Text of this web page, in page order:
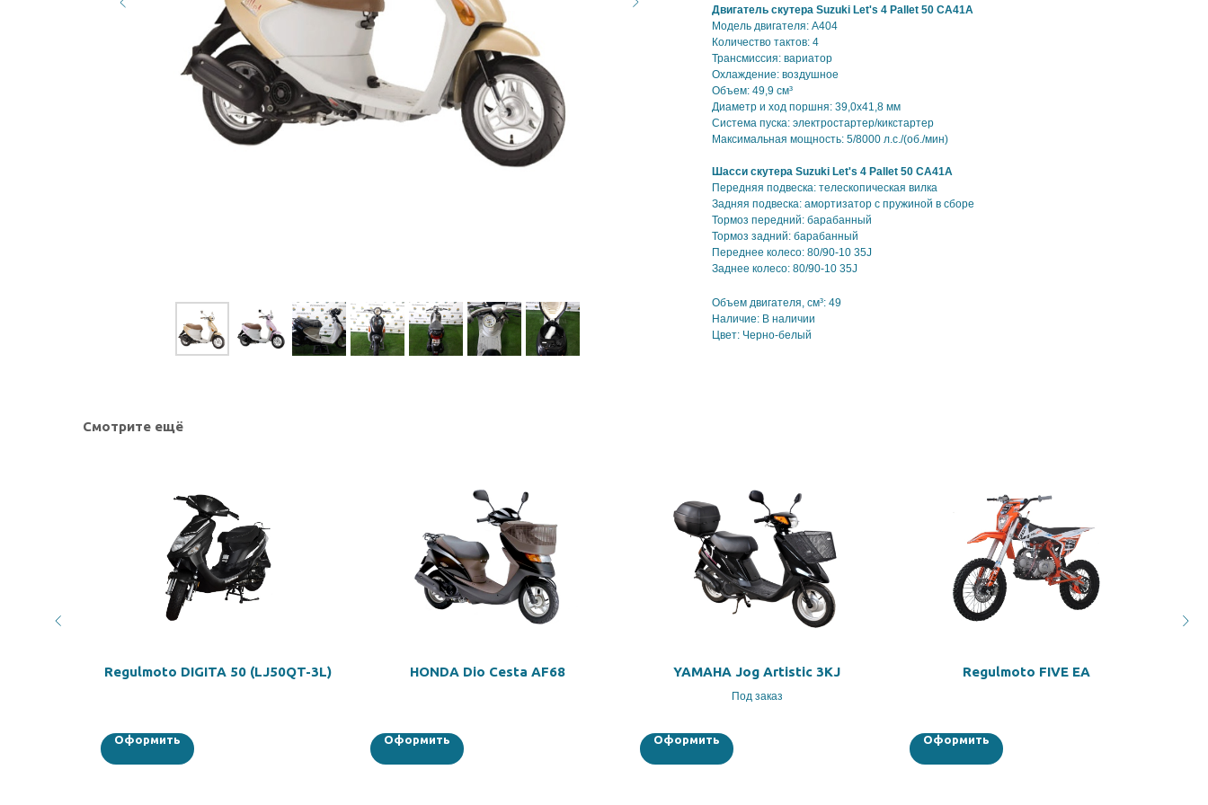
Двигатель скутера Suzuki Let's 4 Pallet 50 CA41A
Модель двигателя: А404
Количество тактов: 4
Трансмиссия: вариатор
Охлаждение: воздушное
Объем: 49,9 см³
Диаметр и ход поршня: 39,0х41,8 мм
Система пуска: электростартер/кикстартер
Максимальная мощность: 5/8000 л.с./(об./мин)
Шасси скутера Suzuki Let's 4 Pallet 50 CA41A
Передняя подвеска: телескопическая вилка
Задняя подвеска: амортизатор с пружиной в сборе
Тормоз передний: барабанный
Тормоз задний: барабанный
Переднее колесо: 80/90-10 35J
Заднее колесо: 80/90-10 35J
Объем двигателя, см³: 49
Наличие: В наличии
Цвет: Черно-белый
Смотрите ещё
Regulmoto DIGITA 50 (LJ50QT-3L)
Оформить
HONDA Dio Cesta AF68
Оформить
YAMAHA Jog Artistic 3KJ
Под заказ
Оформить
Regulmoto FIVE EA
Оформить